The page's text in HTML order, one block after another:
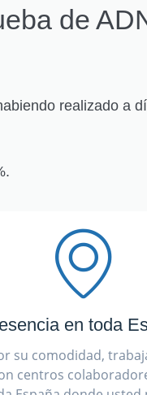
de
realizado a
en toda
su comodidad,
centros